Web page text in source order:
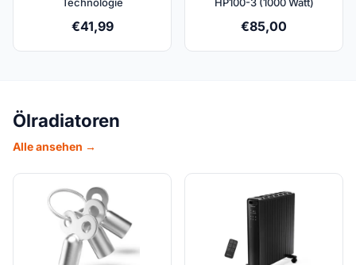
Technologie
€41,99
HP100-3 (1000 Watt)
€85,00
Ölradiatoren
Alle ansehen →